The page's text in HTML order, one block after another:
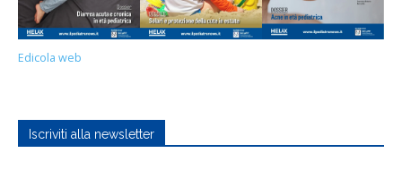
Edicola web
Iscriviti alla newsletter